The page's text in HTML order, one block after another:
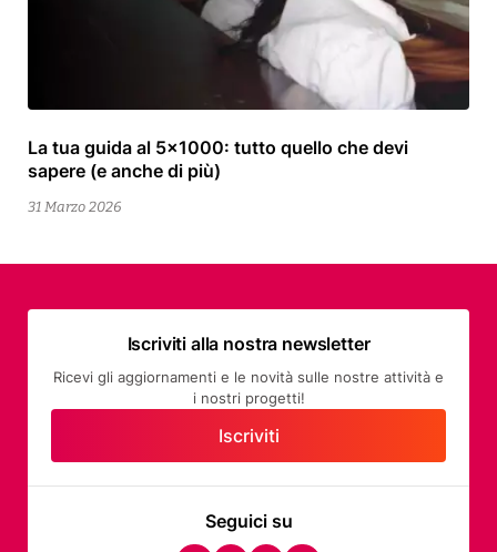
La tua guida al 5×1000: tutto quello che devi
sapere (e anche di più)
31 Marzo 2026
13
Aprile
2026
Seguici su
Iscriviti alla nostra newsletter
Ricevi gli aggiornamenti e le novità sulle nostre attività e
i nostri progetti!
Iscriviti